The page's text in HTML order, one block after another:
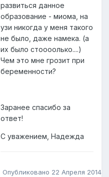
развиться данное
образование - миома, на
узи никогда у меня такого
не было, даже намека. (а
их было стоооолько....)
Чем это мне грозит при
беременности?
Заранее спасибо за
ответ!
С уважением, Надежда
Опубликовано 22 Апреля 2014